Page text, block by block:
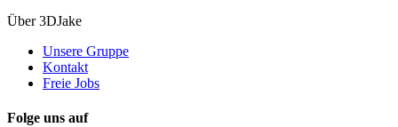
Über 3DJake
Unsere Gruppe
Kontakt
Freie Jobs
Folge uns auf